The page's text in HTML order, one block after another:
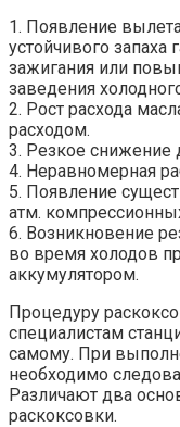
1. Появление
устойчивого
зажигания или
заведения
2. Рост расхода
расходом.
3. Резкое снижение
4. Неравномерная
5. Появление
атм.
6. Возникновение
во время холодов
аккумулятором.
Процедуру
специалистам
самому. При
необходимо
Различают два
раскоксовки.